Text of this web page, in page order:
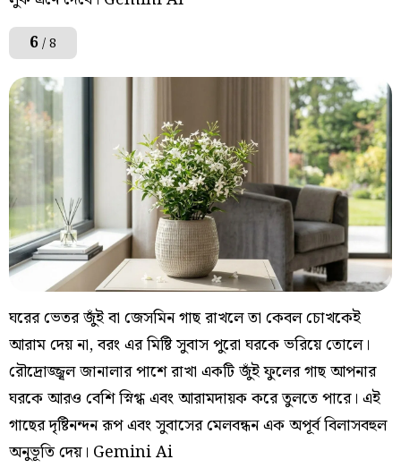
6/ 8
ঘরের ভেতর জুঁই বা জেসমিন গাছ রাখলে তা কেবল চোখকেই
আরাম দেয় না, বরং এর মিষ্টি সুবাস পুরো ঘরকে ভরিয়ে তোলে।
রৌদ্রোজ্জ্বল জানালার পাশে রাখা একটি জুঁই ফুলের গাছ আপনার
ঘরকে আরও বেশি স্নিগ্ধ এবং আরামদায়ক করে তুলতে পারে। এই
গাছের দৃষ্টিনন্দন রূপ এবং সুবাসের মেলবন্ধন এক অপূর্ব বিলাসবহুল
অনুভূতি দেয়। Gemini Ai